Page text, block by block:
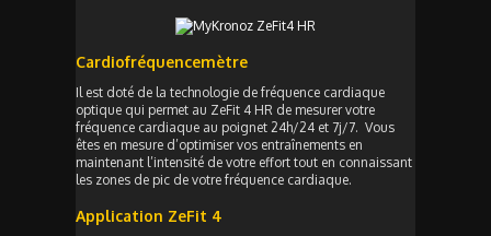
Cardiofréquencemètre
Il est doté de la technologie de fréquence cardiaque
optique qui permet au ZeFit 4 HR de mesurer votre
fréquence cardiaque au poignet 24h/24 et 7j/7. Vous
êtes en mesure d’optimiser vos entraînements en
maintenant l’intensité de votre effort tout en connaissant
les zones de pic de votre fréquence cardiaque.
Application ZeFit 4